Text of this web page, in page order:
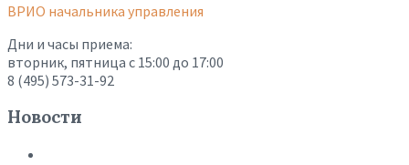
ВРИО начальника управления
Дни и часы приема:
вторник, пятница с 15:00 до 17:00
8 (495) 573-31-92
Новости